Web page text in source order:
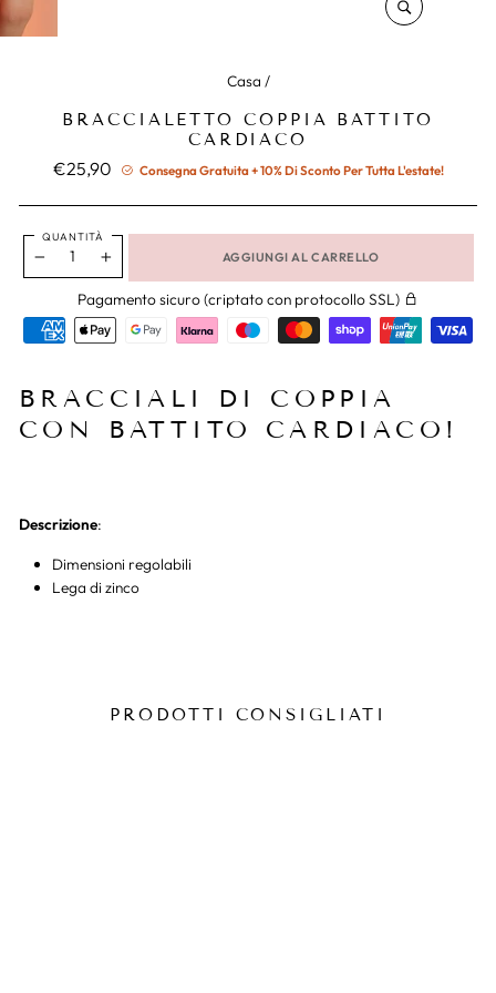
(ESC)
Casa /
BRACCIALETTO COPPIA BATTITO
CARDIACO
€25,90 Prezzo
Consegna Gratuita + 10% Di Sconto Per Tutta L'estate!
QUANTITÀ
+
AGGIUNGI AL CARRELLO
Pagamento sicuro (criptato con protocollo SSL)
BRACCIALI DI COPPIA
CON BATTITO CARDIACO!
Descrizione:
Dimensioni regolabili
Lega di zinco
PRODOTTI CONSIGLIATI